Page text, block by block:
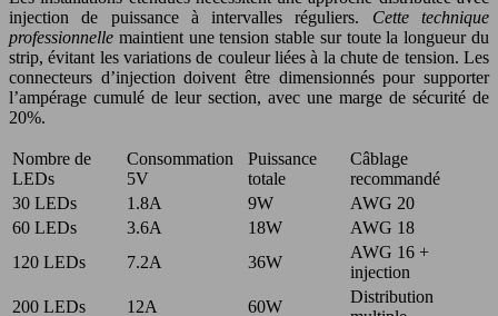
injection de puissance à intervalles réguliers. Cette technique
professionnelle maintient une tension stable sur toute la longueur du
strip, évitant les variations de couleur liées à la chute de tension. Les
connecteurs d’injection doivent être dimensionnés pour supporter
l’ampérage cumulé de leur section, avec une marge de sécurité de
20%.
Nombre de
LEDs
Consommation
5V
Puissance
totale
Câblage
recommandé
30 LEDs
1.8A 9W
AWG 20
60 LEDs
3.6A 18W
AWG 18
120 LEDs
7.2A 36W
AWG 16 +
injection
200 LEDs
12A 60W
Distribution